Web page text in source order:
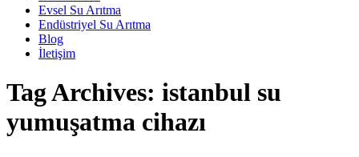
Evsel Su Arıtma
Endüstriyel Su Arıtma
Blog
İletişim
Tag Archives: istanbul su
yumuşatma cihazı